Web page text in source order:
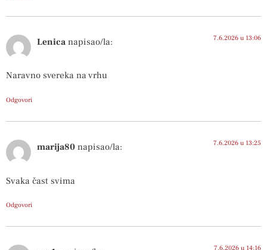
Lenica napisao/la: 7.6.2026 u 13:06
Naravno svereka na vrhu
Odgovori
marija80 napisao/la: 7.6.2026 u 13:25
Svaka čast svima
Odgovori
7.6.2026 u 14:16